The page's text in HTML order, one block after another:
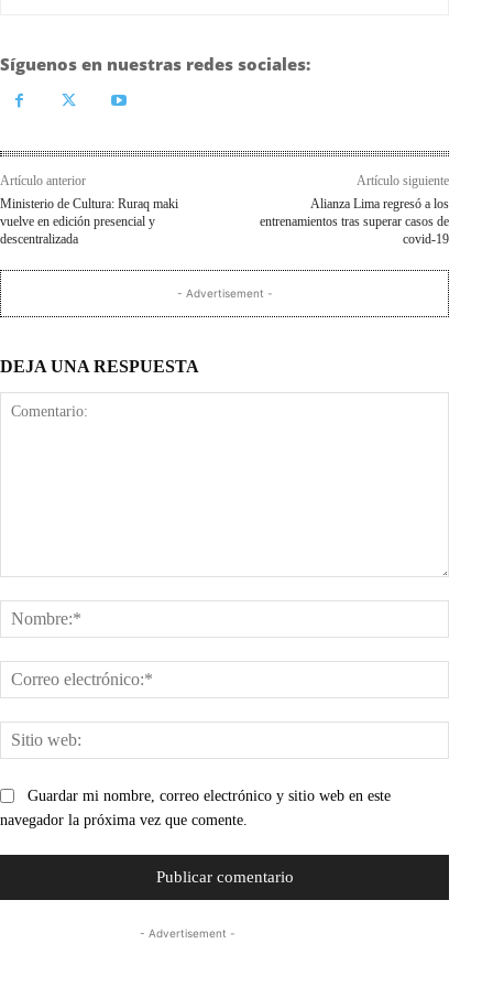
Síguenos en nuestras redes sociales:
Artículo anterior
Ministerio de Cultura: Ruraq maki
vuelve en edición presencial y
descentralizada
Artículo siguiente
Alianza Lima regresó a los
entrenamientos tras superar casos de
covid-19
- Advertisement -
DEJA UNA RESPUESTA
web:
Guardar mi nombre, correo electrónico y sitio web en este
navegador la próxima vez que comente.
- Advertisement -